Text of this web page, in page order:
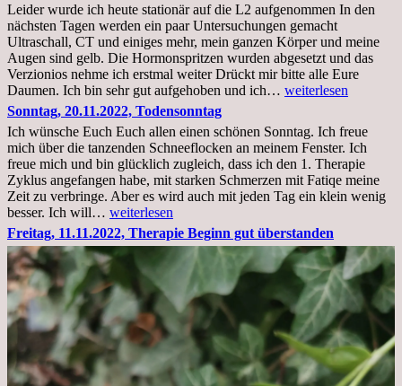
Leider wurde ich heute stationär auf die L2 aufgenommen In den
nächsten Tagen werden ein paar Untersuchungen gemacht
Ultraschall, CT und einiges mehr, mein ganzen Körper und meine
Augen sind gelb. Die Hormonspritzen wurden abgesetzt und das
Verzionios nehme ich erstmal weiter Drückt mir bitte alle Eure
Daumen. Ich bin sehr gut aufgehoben und ich… Mittwoch.
Krankenhaus
stationär
weiterlesen
Sonntag, 20.11.2022, Todensonntag
Ich wünsche Euch Euch allen einen schönen Sonntag. Ich freue
mich über die tanzenden Schneeflocken an meinem Fenster. Ich
freue mich und bin glücklich zugleich, dass ich den 1. Therapie
Zyklus angefangen habe, mit starken Schmerzen mit Fatiqe meine
Zeit zu verbringe. Aber es wird auch mit jeden Tag ein klein wenig
besser. Ich will… Sonntag,
20.11.2022,
Todensonntag
weiterlesen
Freitag, 11.11.2022, Therapie Beginn gut überstanden